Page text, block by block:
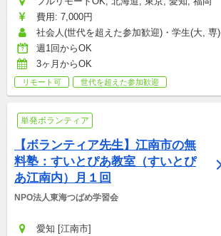
費用: 7,000円
社会人(世代を超えた参加歓迎)・学生(大, 専)
週1回からOK
3ヶ月からOK
リモート可 世代を超えた参加歓迎
単発ボランティア
【ボランティア先生】江南市の無
料塾：すいとぴあ教室（すいとぴ
あ江南内）月１回
NPO法人東海つばめ学習会
愛知 [江南市]